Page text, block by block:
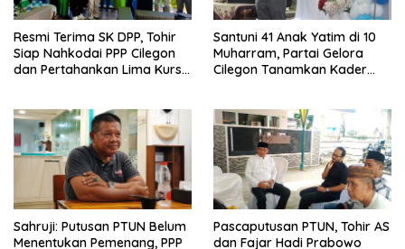
Resmi Terima SK DPP, Tohir
Siap Nahkodai PPP Cilegon
dan Pertahankan Lima Kursi
Santuni 41 Anak Yatim di 10
Muharram, Partai Gelora
Cilegon Tanamkan Kader
Sahruji: Putusan PTUN Belum
Menentukan Pemenang, PPP
Pascaputusan PTUN, Tohir AS
dan Fajar Hadi Prabowo